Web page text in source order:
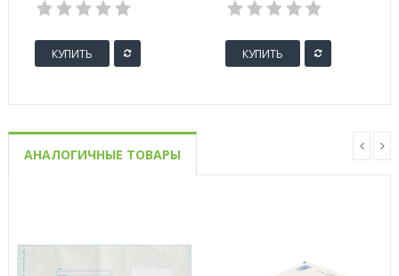
КУПИТЬ КУПИТЬ
АНАЛОГИЧНЫЕ ТОВАРЫ